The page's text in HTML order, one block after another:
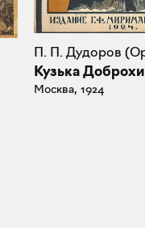
П. П. Дудоров
Кузька
Москва, 1924